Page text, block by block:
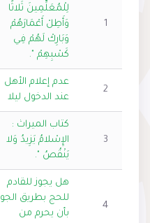
1
لِلْمُعَلِّمِينَ ثَلاثًا
وَأَطِلْ أَعْمَارَهُمْ
وَبَارِكْ لَهُمْ فِي
كَسْبِهِمْ ".
2
عدم إعلام الأهل
عند الدخول ليلا
3
كتاب الميراث :
الإِسْلامُ يَزِيدُ وَلا
يَنْقُصُ ".
4
هل يجوز للقادم
للحج بطريق الجو
بأن يحرم من